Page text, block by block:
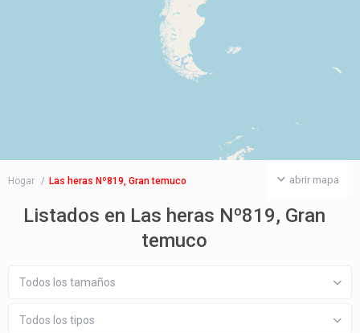
abrir mapa
Hogar Las heras Nº819, Gran temuco
Listados en Las heras Nº819, Gran
temuco
Todos los tamaños
Todos los tipos